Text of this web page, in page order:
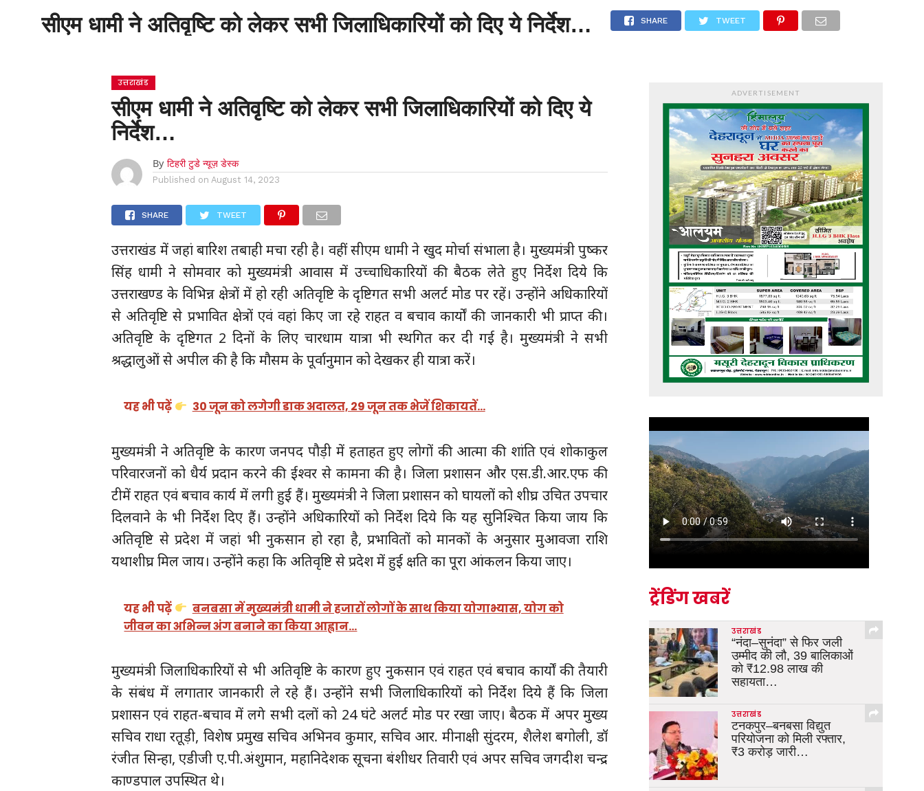
होम उत्तराखंड देश दुनिया संपर्क करें
सीएम धामी ने अतिवृष्टि को लेकर सभी जिलाधिकारियों को दिए ये निर्देश… SHARE TWEET
उत्तराखंड
सीएम धामी ने अतिवृष्टि को लेकर सभी जिलाधिकारियों को दिए ये
निर्देश…
By टिहरी टुडे न्यूज़ डेस्क
Published on August 14, 2023
SHARE TWEET
उत्तराखंड में जहां बारिश तबाही मचा रही है। वहीं सीएम धामी ने खुद मोर्चा संभाला है। मुख्यमंत्री पुष्कर
सिंह धामी ने सोमवार को मुख्यमंत्री आवास में उच्चाधिकारियों की बैठक लेते हुए निर्देश दिये कि
उत्तराखण्ड के विभिन्न क्षेत्रों में हो रही अतिवृष्टि के दृष्टिगत सभी अलर्ट मोड पर रहें। उन्होंने अधिकारियों
से अतिवृष्टि से प्रभावित क्षेत्रों एवं वहां किए जा रहे राहत व बचाव कार्यों की जानकारी भी प्राप्त की।
अतिवृष्टि के दृष्टिगत 2 दिनों के लिए चारधाम यात्रा भी स्थगित कर दी गई है। मुख्यमंत्री ने सभी
श्रद्धालुओं से अपील की है कि मौसम के पूर्वानुमान को देखकर ही यात्रा करें।
यह भी पढ़ें 30 जून को लगेगी डाक अदालत, 29 जून तक भेजें शिकायतें…
मुख्यमंत्री ने अतिवृष्टि के कारण जनपद पौड़ी में हताहत हुए लोगों की आत्मा की शांति एवं शोकाकुल
परिवारजनों को धैर्य प्रदान करने की ईश्वर से कामना की है। जिला प्रशासन और एस.डी.आर.एफ की
टीमें राहत एवं बचाव कार्य में लगी हुई हैं। मुख्यमंत्री ने जिला प्रशासन को घायलों को शीघ्र उचित उपचार
दिलवाने के भी निर्देश दिए हैं। उन्होंने अधिकारियों को निर्देश दिये कि यह सुनिश्चित किया जाय कि
अतिवृष्टि से प्रदेश में जहां भी नुकसान हो रहा है, प्रभावितों को मानकों के अनुसार मुआवजा राशि
यथाशीघ्र मिल जाय। उन्होंने कहा कि अतिवृष्टि से प्रदेश में हुई क्षति का पूरा आंकलन किया जाए।
यह भी पढ़ें
बनबसा में मुख्यमंत्री धामी ने हजारों लोगों के साथ किया योगाभ्यास, योग को
जीवन का अभिन्न अंग बनाने का किया आह्वान…
मुख्यमंत्री जिलाधिकारियों से भी अतिवृष्टि के कारण हुए नुकसान एवं राहत एवं बचाव कार्यों की तैयारी
के संबंध में लगातार जानकारी ले रहे हैं। उन्होंने सभी जिलाधिकारियों को निर्देश दिये हैं कि जिला
प्रशासन एवं राहत-बचाव में लगे सभी दलों को 24 घंटे अलर्ट मोड पर रखा जाए। बैठक में अपर मुख्य
सचिव राधा रतूड़ी, विशेष प्रमुख सचिव अभिनव कुमार, सचिव आर. मीनाक्षी सुंदरम, शैलेश बगोली, डॉ
रंजीत सिन्हा, एडीजी ए.पी.अंशुमान, महानिदेशक सूचना बंशीधर तिवारी एवं अपर सचिव जगदीश चन्द्र
काण्डपाल उपस्थित थे।
ADVERTISEMENT
ट्रेंडिंग खबरें
उत्तराखंड
“नंदा–सुनंदा” से फिर जली
उम्मीद की लौ, 39 बालिकाओं
को ₹12.98 लाख की
सहायता…
उत्तराखंड
टनकपुर–बनबसा विद्युत
परियोजना को मिली रफ्तार,
₹3 करोड़ जारी…